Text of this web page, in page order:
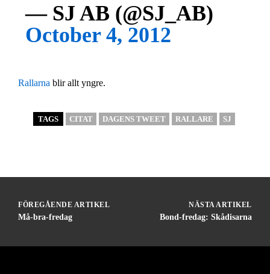
— SJ AB (@SJ_AB)
October 4, 2012
Rallarna blir allt yngre.
TAGS CITAT DAGENS TWEET RALLARE SJ
FÖREGÅENDE ARTIKEL
Må-bra-fredag
NÄSTA ARTIKEL
Bond-fredag: Skådisarna